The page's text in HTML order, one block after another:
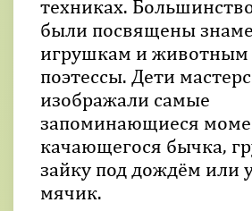
техниках.
были посвящены
игрушкам и животным
поэтессы. Дети
изображали самые
запоминающиеся
качающегося бычка,
зайку под дождём или
мячик.